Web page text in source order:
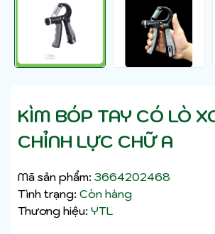
KÌM BÓP TAY CÓ LÒ
CHỈNH LỰC CHỮ A
Mã sản phẩm: 3664202468
Tình trạng: Còn hàng
Thương hiệu: YTL